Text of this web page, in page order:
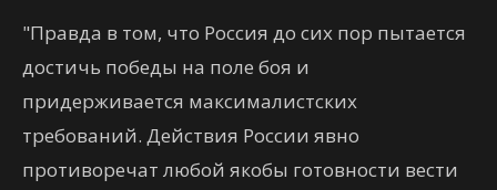
"Правда в том, что Россия до сих пор пытается
достичь победы на поле боя и
придерживается максималистских
требований. Действия России явно
противоречат любой якобы готовности вести